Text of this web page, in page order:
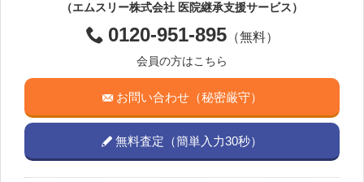
（エムスリー株式会社 医院継承支援サービス）
0120-951-895（無料）
会員の方はこちら
お問い合わせ（秘密厳守）
無料査定（簡単入力30秒）